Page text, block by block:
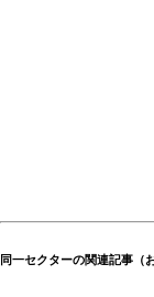
同一セクターの関連記事（